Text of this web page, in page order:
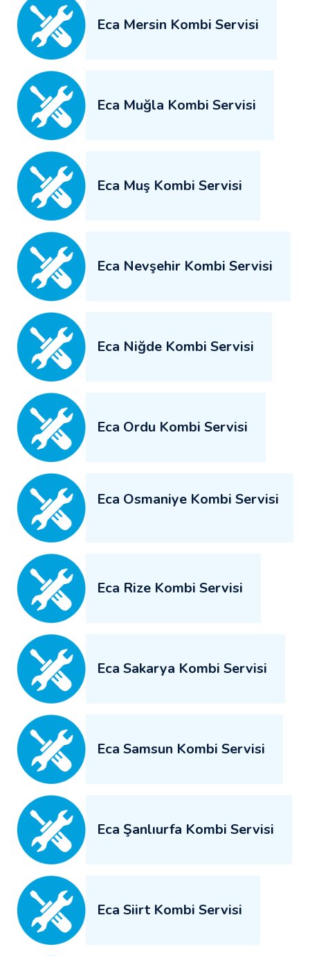
Eca Mersin Kombi Servisi
Eca Muğla Kombi Servisi
Eca Muş Kombi Servisi
Eca Nevşehir Kombi Servisi
Eca Niğde Kombi Servisi
Eca Ordu Kombi Servisi
Eca Osmaniye Kombi Servisi
Eca Rize Kombi Servisi
Eca Sakarya Kombi Servisi
Eca Samsun Kombi Servisi
Eca Şanlıurfa Kombi Servisi
Eca Siirt Kombi Servisi